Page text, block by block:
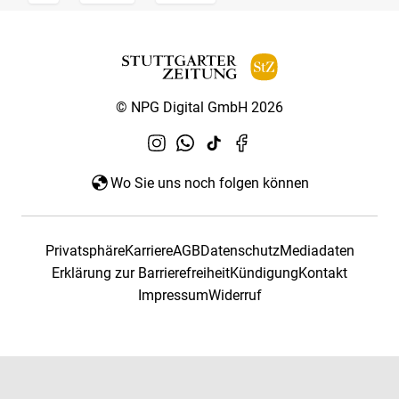
© NPG Digital GmbH 2026
Wo Sie uns noch folgen können
PrivatsphäreKarriereAGBDatenschutzMediadaten
Erklärung zur BarrierefreiheitKündigungKontakt
ImpressumWiderruf